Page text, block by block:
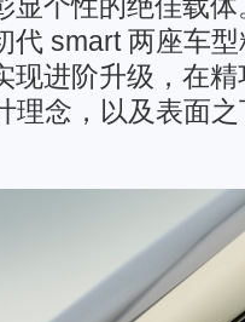
显个性的绝佳载
代 smart 两座车
现进阶升级，在
理念，以及表面